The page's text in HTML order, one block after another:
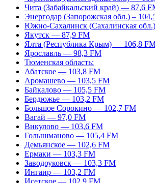
Чита (Забайкальский край) — 87,6
Энергодар (Запорожская обл.) –
Южно-Сахалинск (Сахалинская
Якутск — 87,9 FM
Ялта (Республика Крым) — 106,8
Ярославль — 98,3 FM
Тюменская область:
Абатское — 103,8 FM
Аромашево — 103,5 FM
Байкалово — 105,5 FM
Бердюжье — 103,2 FM
Большое Сорокино — 102,7 FM
Вагай — 97,0 FM
Викулово — 103,6 FM
Голышманово — 105,4 FM
Демьянское — 102,6 FM
Ермаки — 103,3 FM
Заводоуковск — 103,3 FM
Ингаир — 103,2 FM
Исетское — 102,9 FM